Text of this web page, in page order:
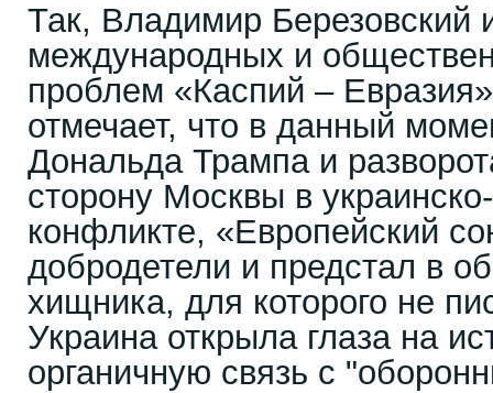
Так, Владимир Березовский
международных и
проблем «Каспий –
отмечает, что в данный
Дональда Трампа и
сторону Москвы в
конфликте, «Европейский
добродетели и предстал в
хищника, для которого не
Украина открыла глаза на
органичную связь с